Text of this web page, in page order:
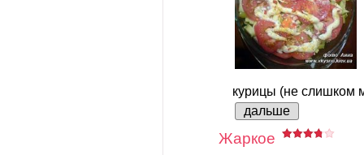
курицы (не слишком
дальше
Жаркое